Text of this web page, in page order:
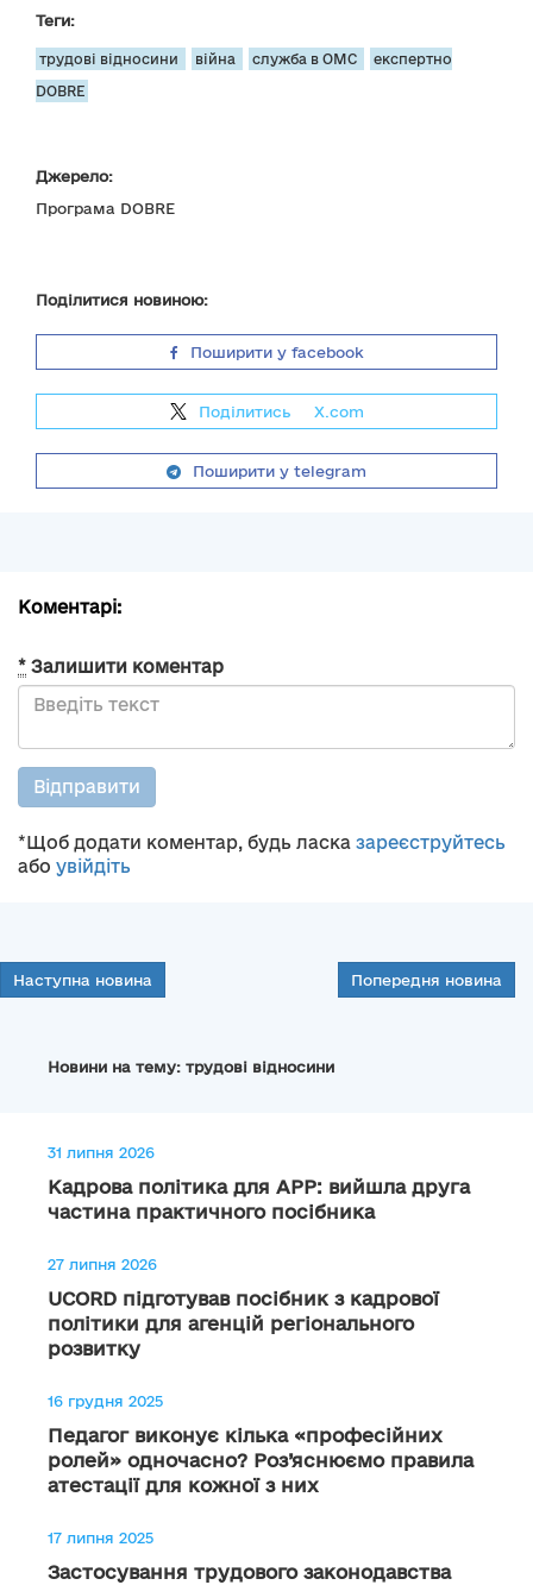
Теги:
трудові відносини війна служба в ОМС експертно
DOBRE
Джерело:
Програма DOBRE
Поділитися новиною:
Поширити у facebook
Поділитись X.com
Поширити у telegram
Коментарі:
* Залишити коментар
Відправити
*Щоб додати коментар, будь ласка зареєструйтесь
або увійдіть
Наступна новина Попередня новина
Новини на тему: трудові відносини
31 липня 2026
Кадрова політика для АРР: вийшла друга
частина практичного посібника
27 липня 2026
UCORD підготував посібник з кадрової
політики для агенцій регіонального
розвитку
16 грудня 2025
Педагог виконує кілька «професійних
ролей» одночасно? Роз’яснюємо правила
атестації для кожної з них
17 липня 2025
Застосування трудового законодавства